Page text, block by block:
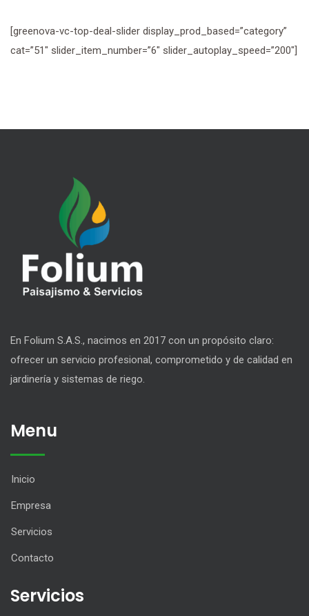
[greenova-vc-top-deal-slider display_prod_based=”category”
cat=”51″ slider_item_number=”6″ slider_autoplay_speed=”200″]
En Folium S.A.S., nacimos en 2017 con un propósito claro:
ofrecer un servicio profesional, comprometido y de calidad en
jardinería y sistemas de riego.
Menu
Inicio
Empresa
Servicios
Contacto
Servicios